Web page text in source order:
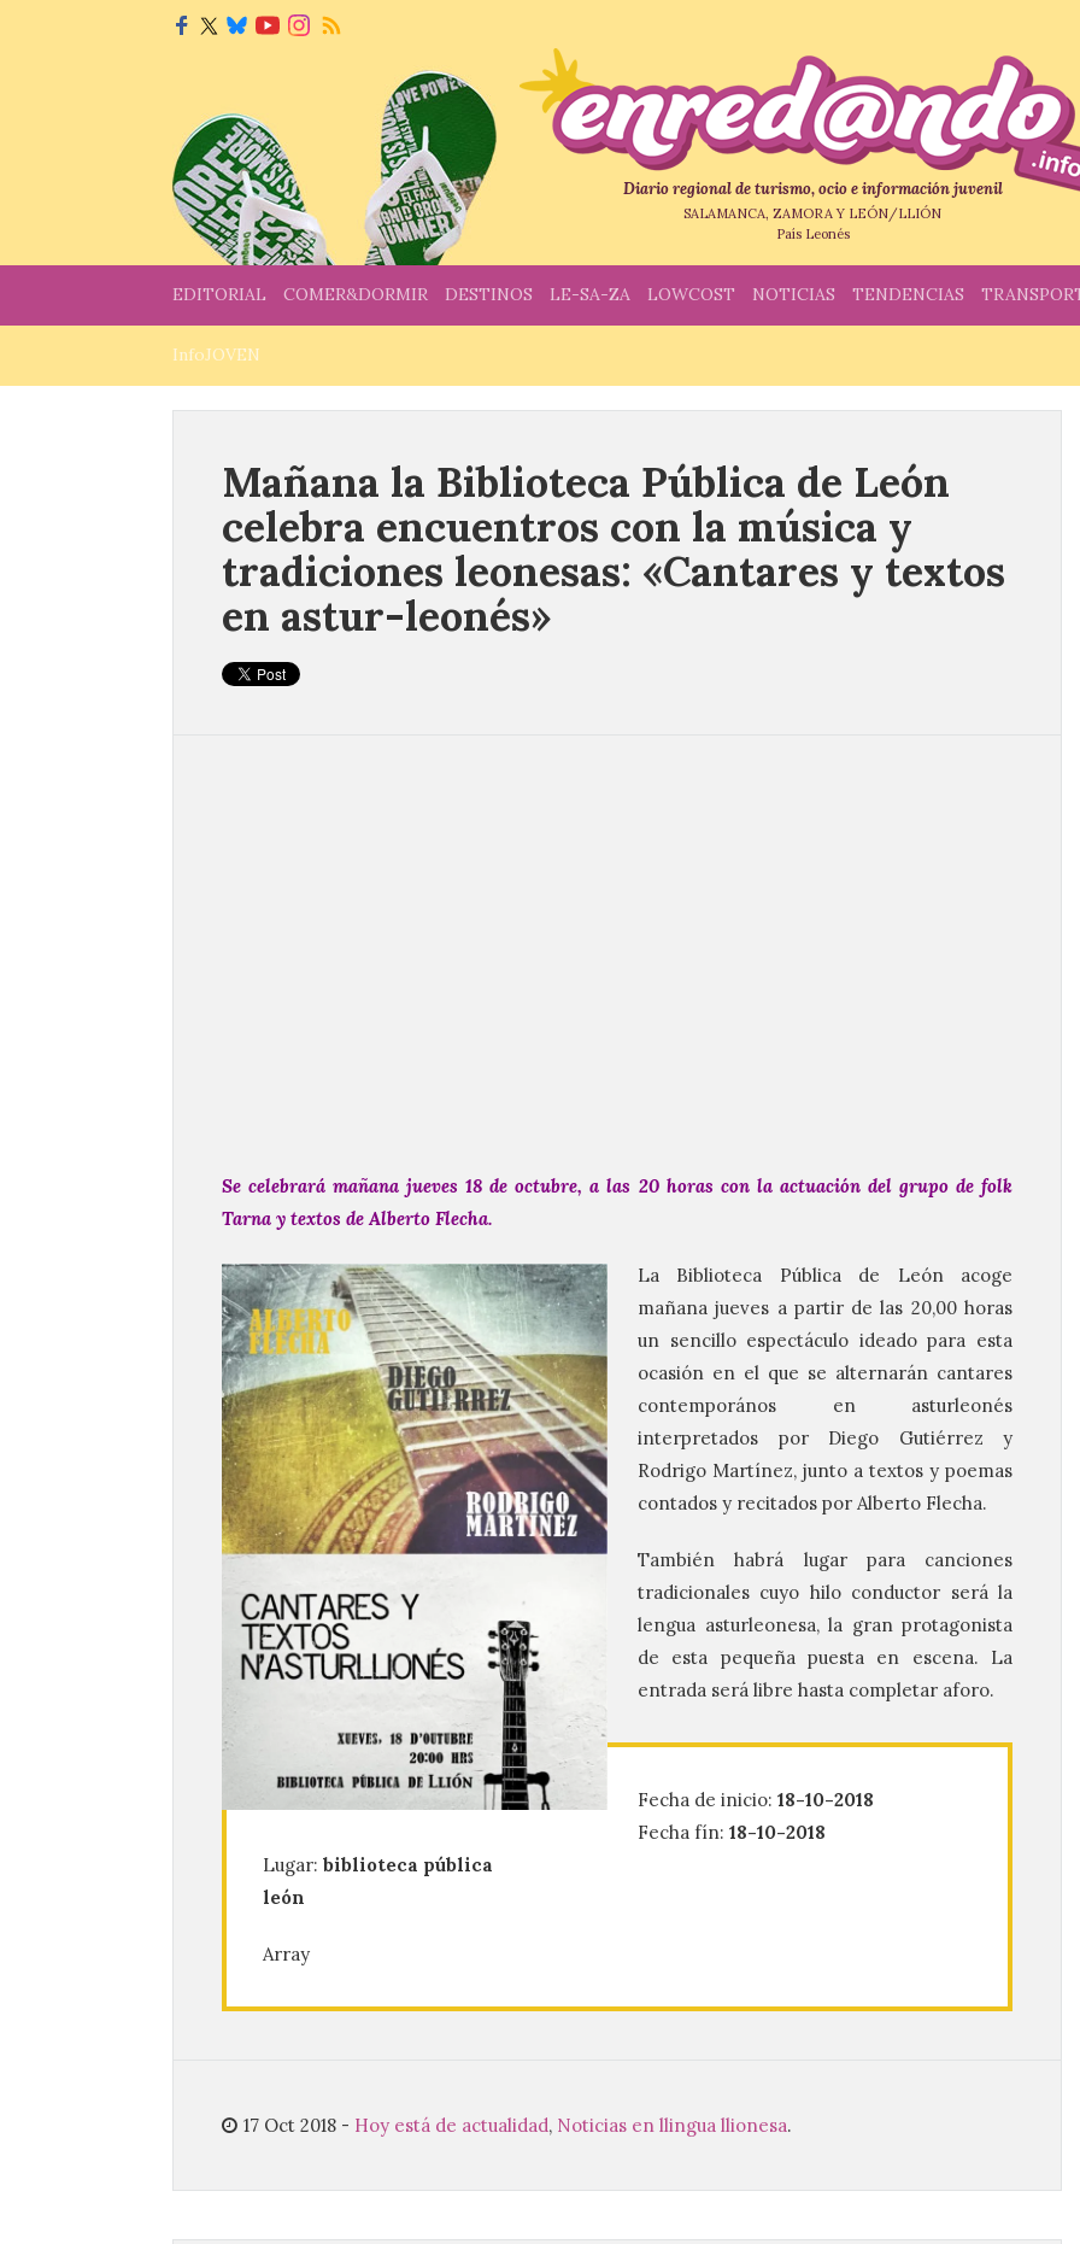
Diario regional de turismo, ocio e información juvenil
SALAMANCA, ZAMORA Y LEÓN/LLIÓN
País Leonés
EDITORIAL COMER&DORMIR DESTINOS LE-SA-ZA LOWCOST NOTICIAS TENDENCIAS
InfoJOVEN
Mañana la Biblioteca Pública de León
celebra encuentros con la música y
tradiciones leonesas: «Cantares y textos
en astur-leonés»
Se celebrará mañana jueves 18 de octubre, a las 20 horas con la actuación del grupo de folk
Tarna y textos de Alberto Flecha.
La Biblioteca Pública de León acoge
mañana jueves a partir de las 20,00 horas
un sencillo espectáculo ideado para esta
ocasión en el que se alternarán cantares
contemporános en asturleonés
interpretados por Diego Gutiérrez y
Rodrigo Martínez, junto a textos y poemas
contados y recitados por Alberto Flecha.
También habrá lugar para canciones
tradicionales cuyo hilo conductor será la
lengua asturleonesa, la gran protagonista
de esta pequeña puesta en escena. La
entrada será libre hasta completar aforo.
Fecha de inicio: 18-10-2018
Fecha fín: 18-10-2018
Lugar: biblioteca pública
león
Array
17 Oct 2018 - Hoy está de actualidad, Noticias en llingua llionesa.